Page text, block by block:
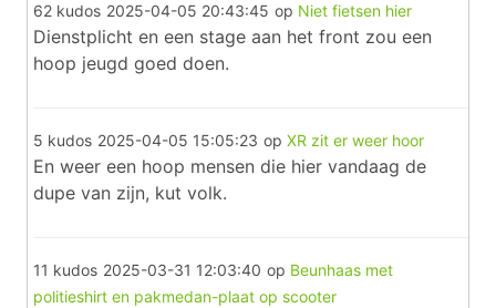
62 kudos 2025-04-05 20:43:45 op Niet fietsen hier
Dienstplicht en een stage aan het front zou een
hoop jeugd goed doen.
5 kudos 2025-04-05 15:05:23 op XR zit er weer hoor
En weer een hoop mensen die hier vandaag de
dupe van zijn, kut volk.
11 kudos 2025-03-31 12:03:40 op Beunhaas met
politieshirt en pakmedan-plaat op scooter